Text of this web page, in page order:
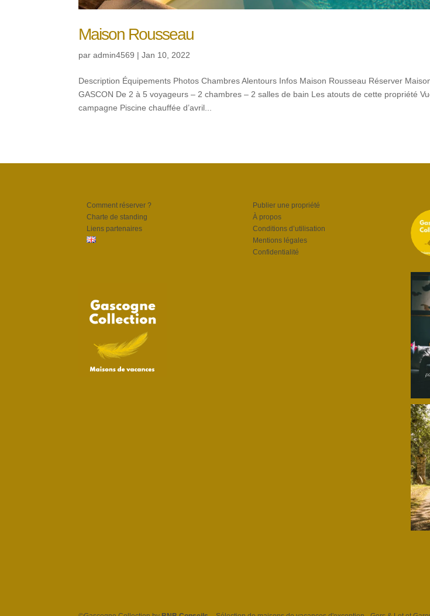
Maison Rousseau
paradmin4569 |Jan 10, 2022
Description Équipements Photos Chambres Alentours Infos Maison Rousseau Réserver
GASCON De 2 à 5 voyageurs – 2 chambres – 2 salles de bain Les atouts de cette propriété
campagne Piscine chauffée d’avril...
Comment réserver ?
Charte de standing
Liens partenaires
Publier une propriété
À propos
Conditions d’utilisation
Mentions légales
Confidentialité